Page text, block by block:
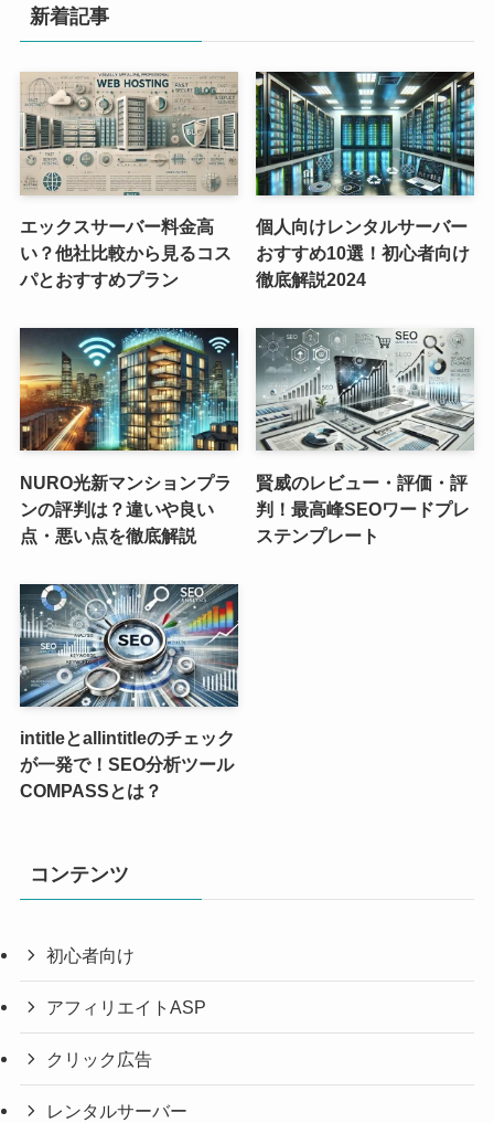
新着記事
エックスサーバー料金高
い？他社比較から見るコス
パとおすすめプラン
個人向けレンタルサーバー
おすすめ10選！初心者向け
徹底解説2024
NURO光新マンションプラ
ンの評判は？違いや良い
点・悪い点を徹底解説
賢威のレビュー・評価・評
判！最高峰SEOワードプレ
ステンプレート
intitleとallintitleのチェック
が一発で！SEO分析ツール
COMPASSとは？
コンテンツ
初心者向け
アフィリエイトASP
クリック広告
レンタルサーバー